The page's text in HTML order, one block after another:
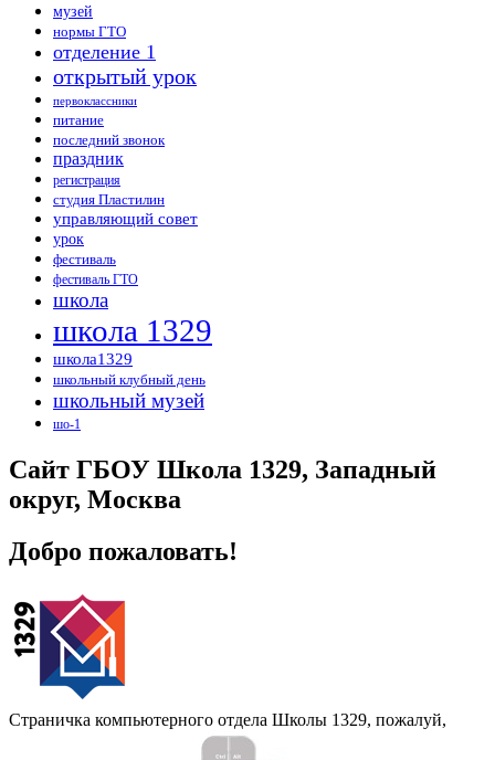
музей
нормы ГТО
отделение 1
открытый урок
первоклассники
питание
последний звонок
праздник
регистрация
студия Пластилин
управляющий совет
урок
фестиваль
фестиваль ГТО
школа
школа 1329
школа1329
школьный клубный день
школьный музей
шо-1
Сайт ГБОУ Школа 1329, Западный
округ, Москва
Добро пожаловать!
Страничка компьютерного отдела Школы 1329, пожалуй,